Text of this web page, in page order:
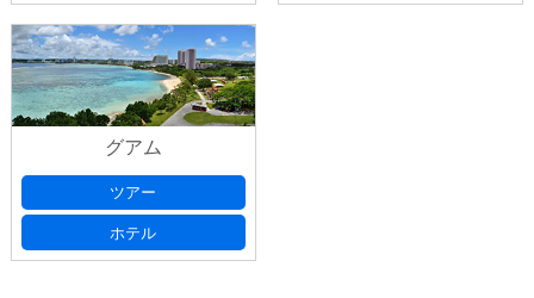
グアム
ツアー
ホテル